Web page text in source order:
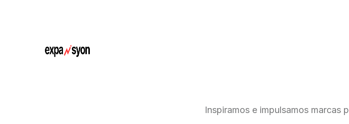
Inspiramos e impulsamos marcas p